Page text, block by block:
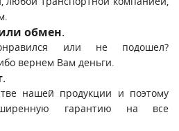
обмен.
или не подошел?
вернем Вам деньги.
.
нашей продукции и поэтому
гарантию на все